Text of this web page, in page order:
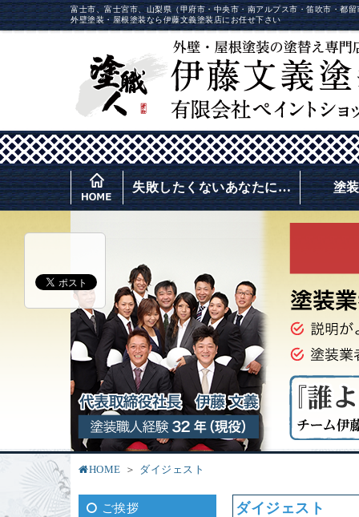
富士市、富士宮市、山梨県（甲府市・中央市・南アルプス市・笛吹市・都
外壁塗装・屋根塗装なら伊藤文義塗装店にお任せ下さい
失敗したくないあなたに… 塗
HOME ダイジェスト
ご挨拶 ダイジェスト